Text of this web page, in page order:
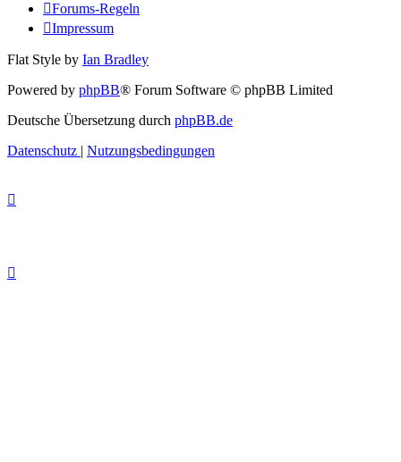
Forums-Regeln
Impressum
Flat Style by Ian Bradley
Powered by phpBB® Forum Software © phpBB Limited
Deutsche Übersetzung durch phpBB.de
Datenschutz | Nutzungsbedingungen